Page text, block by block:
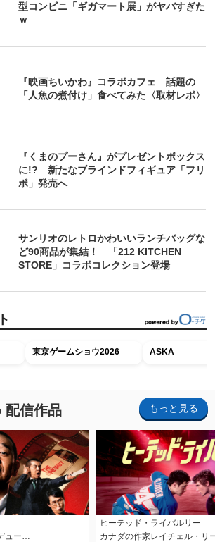
型コンビニ「ギガマート展」がヤバすぎた
ｗ
『映画ちいかわ』コラボカフェ 話題の
「人魚の煮付け」食べてみた〈取材レポ〉
『くまのプーさん』がプレゼントボックス
に!? 新たなブラインドフィギュア「フリ
ポ」発売へ
サンリオのレトロかわいいランチバッグな
ど90商品が集結！ 「212 KITCHEN
STORE」コラボコレクション登場
東京ゲームショウ2026 ASKA
配信作品 もっと見る
ュー…
ヒーテッド・ライバルリー
カナダの作家レイチェル・リ